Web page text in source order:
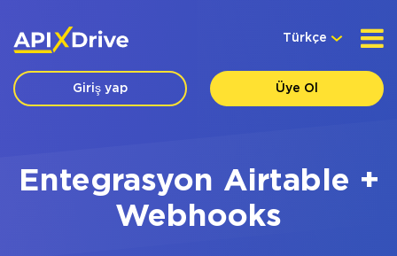
Türkçe
Giriş yap Üye Ol
Entegrasyon Airtable +
Webhooks